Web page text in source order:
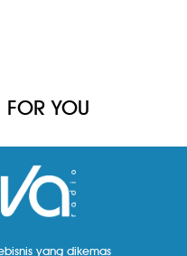
YOU
yang dikemas